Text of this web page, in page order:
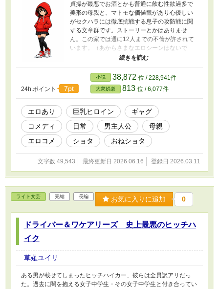
貞操が最悪でお酒とかも普通に飲む性欲過多で
美形の母親と、マトモな価値観があり心優しい
がセクハラには徹底抗戦する息子の攻防戦に関
する文章群です。ストーリーとかはありませ
ん。この家では週に12人までの不倫が許されて
います。（あからさまなエロシーンはないで
す）（断続的更新）（一話完結）（カクヨムで
も連載中）
24h.ポイント 7pt
小説 38,872 位 / 228,941件
大衆娯楽 813 位 / 6,077件
エロあり 巨乳ヒロイン
ギャグ
コメディ
日常 男主人公
母親
エロコメ
ショタ おねショタ
文字数 49,543 最終更新日 2026.06.16 登録日 2026.03.11
ライト文芸 完結 長編 お気に入りに追加 0
ドライバー＆ワケアリーズ 史上最悪のヒッチハ
イク
草薙ユイリ
ある男が載せてしまったヒッチハイカー、彼らは全員訳アリだっ
た。過去に闇を抱える女子中学生・その女子中学生と付き合ってい